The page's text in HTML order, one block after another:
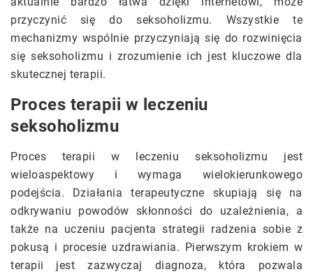
przyczynić się do seksoholizmu. Wszystkie te
mechanizmy wspólnie przyczyniają się do rozwinięcia
się seksoholizmu i zrozumienie ich jest kluczowe dla
skutecznej terapii.
Proces terapii w leczeniu
seksoholizmu
Proces terapii w leczeniu seksoholizmu jest
wieloaspektowy i wymaga wielokierunkowego
podejścia. Działania terapeutyczne skupiają się na
odkrywaniu powodów skłonności do uzależnienia, a
także na uczeniu pacjenta strategii radzenia sobie z
pokusą i procesie uzdrawiania. Pierwszym krokiem w
terapii jest zazwyczaj diagnoza, która pozwala